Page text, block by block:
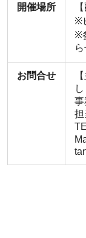
開催場所
※
※
お問合せ
事
担